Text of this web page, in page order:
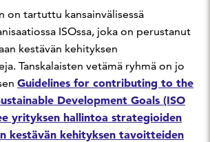
on tartuttu kansainvälisessä
ISOssa, joka on perustanut
kestävän kehityksen
Tanskalaisten vetämä ryhmä on jo
Guidelines for contributing to the
Development Goals (ISO
yrityksen hallintoa strategioiden
kestävän kehityksen tavoitteiden